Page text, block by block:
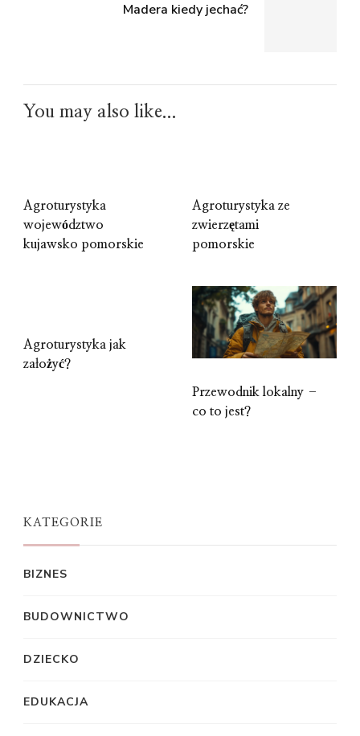
Madera kiedy jechać?
You may also like...
Agroturystyka
województwo
kujawsko pomorskie
Agroturystyka ze
zwierzętami
pomorskie
Agroturystyka jak
założyć?
Przewodnik lokalny –
co to jest?
KATEGORIE
BIZNES
BUDOWNICTWO
DZIECKO
EDUKACJA